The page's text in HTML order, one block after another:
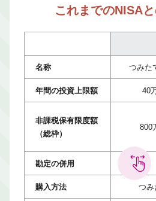
これまでのNISA
名称 つみた
年間の投資上限額 40
非課税保有限度額
（総枠）
800
勘定の併用
購入方法 つみ